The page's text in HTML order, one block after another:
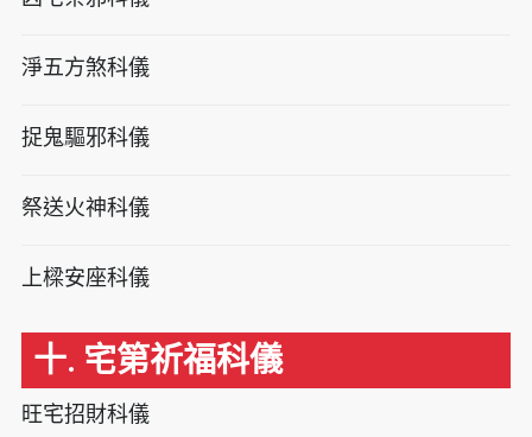
淨五方煞科儀
捉鬼驅邪科儀
祭送火神科儀
上樑安座科儀
十. 宅第祈福科儀
旺宅招財科儀